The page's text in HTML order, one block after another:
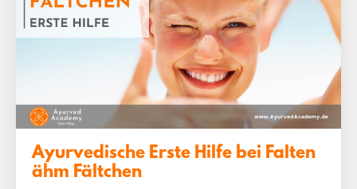
Ayurvedische Erste Hilfe bei Falten
ähm Fältchen